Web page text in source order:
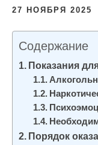
27 НОЯБРЯ 2025
Содержание
Показания
Порядок